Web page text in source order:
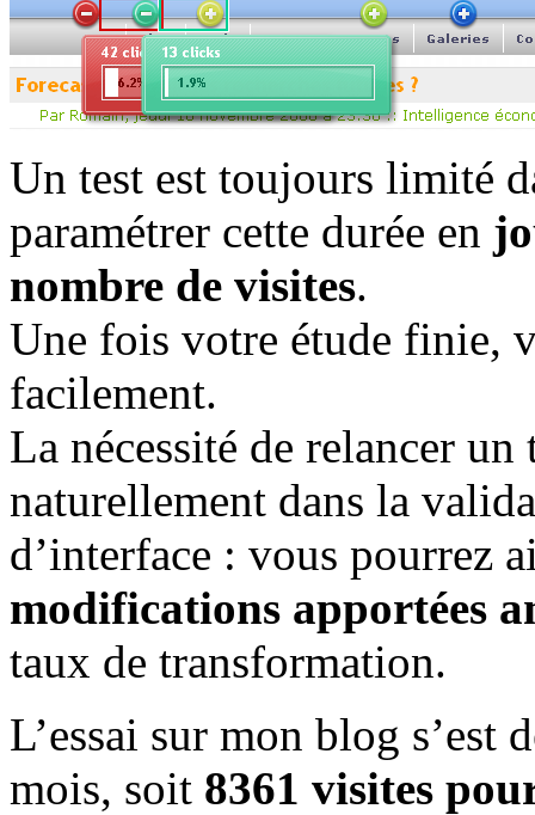
Un test est toujours limité
paramétrer cette durée en
nombre de visites.
Une fois votre étude finie,
facilement.
La nécessité de relancer un
naturellement dans la
d’interface : vous pourrez
modifications apportées
taux de transformation.
L’essai sur mon blog s’est
mois, soit 8361 visites